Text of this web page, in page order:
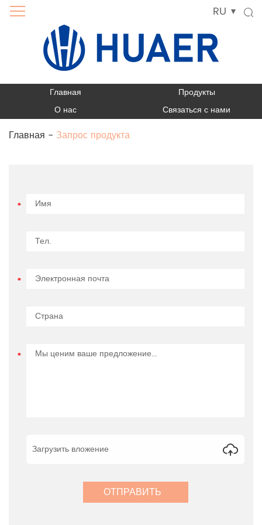
RU
Главная
Продукты
О нас
Связаться с нами
Главная - Запрос продукта
Загрузить вложение